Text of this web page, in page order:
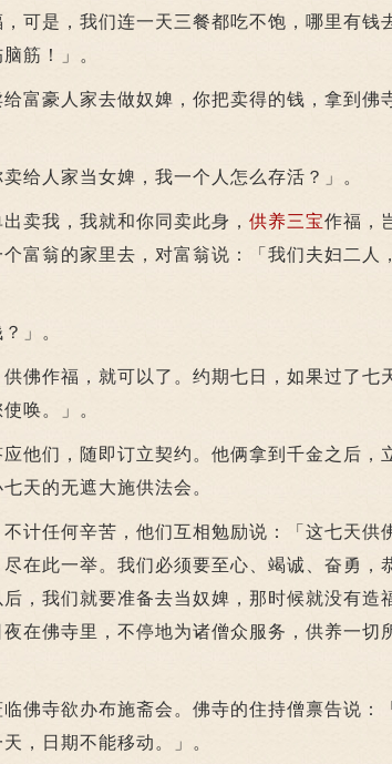
是，我们连一天三餐都吃不饱，哪里有钱
筋！」。
豪人家去做奴婢，你把卖得的钱，拿到佛
人家当女婢，我一个人怎么存活？」。
我，我就和你同卖此身， 供养三宝作福，
富翁的家里去，对富翁说：「我们夫妇二人
」。
作福，就可以了。约期七日，如果过了七
唤。」。
他们，随即订立契约。他俩拿到千金之后，
天的无遮大施供法会。
计任何辛苦，他们互相勉励说：「这七天供
在此一举。我们必须要至心、竭诚、奋勇，
，我们就要准备去当奴婢，那时候就没有造
在佛寺里，不停地为诸僧众服务，供养一切
寺欲办布施斋会。佛寺的住持僧禀告说：
，日期不能移动。」。